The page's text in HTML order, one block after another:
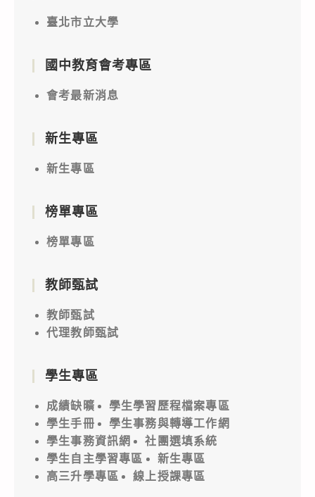
臺北市立大學
國中教育會考專區
會考最新消息
新生專區
新生專區
榜單專區
榜單專區
教師甄試
教師甄試
代理教師甄試
學生專區
成績缺曠
學生學習歷程檔案專區
學生手冊
學生事務與轉導工作網
學生事務資訊網
社團選填系統
學生自主學習專區
新生專區
高三升學專區
線上授課專區